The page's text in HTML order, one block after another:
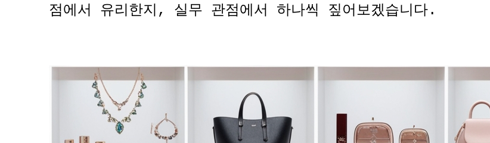
점에서 유리한지 , 실무 관점에서 하나씩 짚어보겠습니다.